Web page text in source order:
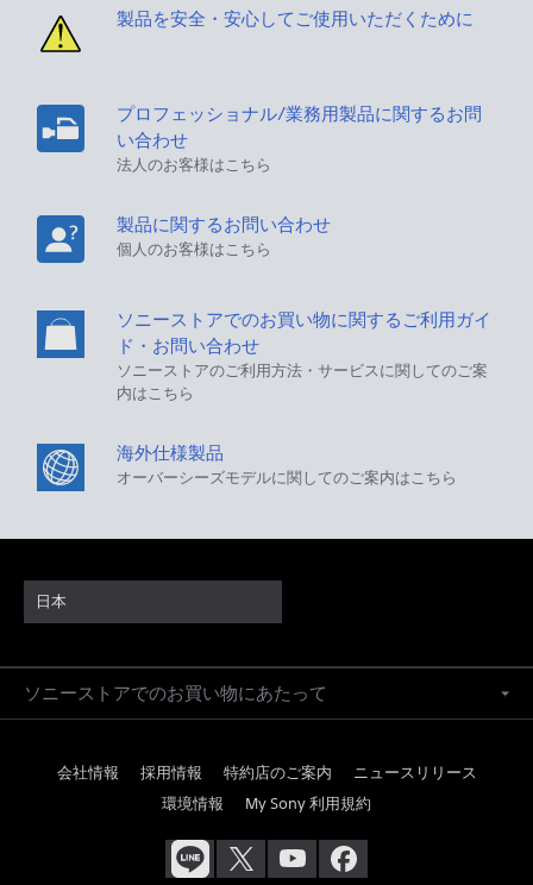
製品を安全・安心してご使用いただくために
プロフェッショナル/業務用製品に関するお問
い合わせ
法人のお客様はこちら
製品に関するお問い合わせ
個人のお客様はこちら
ソニーストアでのお買い物に関するご利用ガイ
ド・お問い合わせ
ソニーストアのご利用方法・サービスに関してのご案
内はこちら
海外仕様製品
オーバーシーズモデルに関してのご案内はこちら
日本
ソニーストアでのお買い物にあたって
会社情報 採用情報 特約店のご案内
ニュースリリース
環境情報
My Sony 利用規約